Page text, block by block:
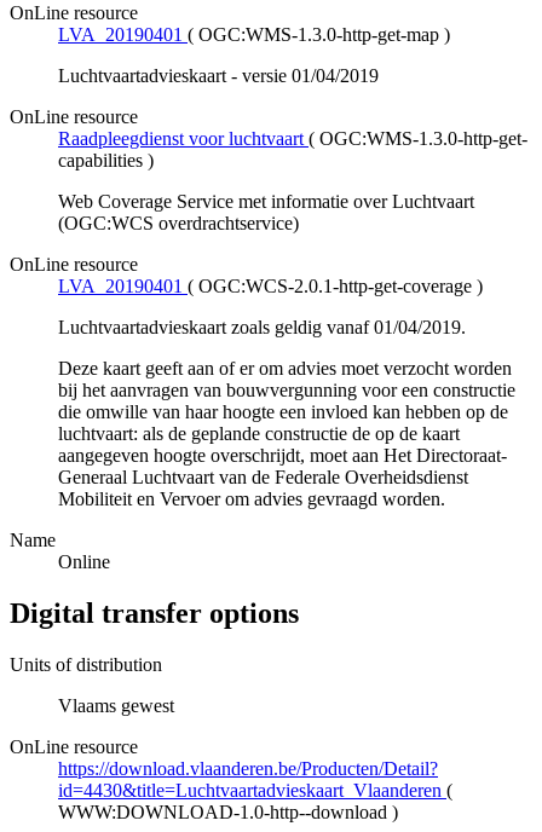
OnLine resource
LVA_20190401 ( OGC:WMS-1.3.0-http-get-map )
Luchtvaartadvieskaart - versie 01/04/2019
OnLine resource
Raadpleegdienst voor luchtvaart ( OGC:WMS-1.3.0-http-get-
capabilities )
Web Coverage Service met informatie over Luchtvaart
(OGC:WCS overdrachtservice)
OnLine resource
LVA_20190401 ( OGC:WCS-2.0.1-http-get-coverage )
Luchtvaartadvieskaart zoals geldig vanaf 01/04/2019.
Deze kaart geeft aan of er om advies moet verzocht worden
bij het aanvragen van bouwvergunning voor een constructie
die omwille van haar hoogte een invloed kan hebben op de
luchtvaart: als de geplande constructie de op de kaart
aangegeven hoogte overschrijdt, moet aan Het Directoraat-
Generaal Luchtvaart van de Federale Overheidsdienst
Mobiliteit en Vervoer om advies gevraagd worden.
Name
Online
Digital transfer options
Units of distribution
Vlaams gewest
OnLine resource
https://download.vlaanderen.be/Producten/Detail?
id=4430&title=Luchtvaartadvieskaart_Vlaanderen (
WWW:DOWNLOAD-1.0-http--download )